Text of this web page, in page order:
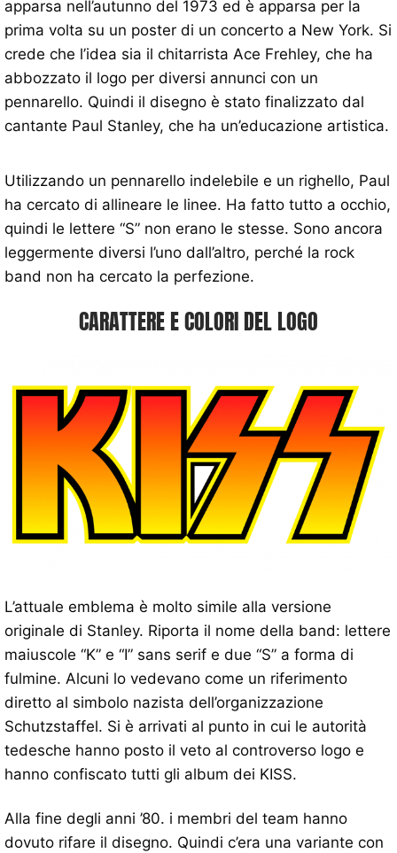
apparsa nell’autunno del 1973 ed è apparsa per la
prima volta su un poster di un concerto a New York. Si
crede che l’idea sia il chitarrista Ace Frehley, che ha
abbozzato il logo per diversi annunci con un
pennarello. Quindi il disegno è stato finalizzato dal
cantante Paul Stanley, che ha un’educazione artistica.
Utilizzando un pennarello indelebile e un righello, Paul
ha cercato di allineare le linee. Ha fatto tutto a occhio,
quindi le lettere “S” non erano le stesse. Sono ancora
leggermente diversi l’uno dall’altro, perché la rock
band non ha cercato la perfezione.
CARATTERE E COLORI DEL LOGO
L’attuale emblema è molto simile alla versione
originale di Stanley. Riporta il nome della band: lettere
maiuscole “K” e “I” sans serif e due “S” a forma di
fulmine. Alcuni lo vedevano come un riferimento
diretto al simbolo nazista dell’organizzazione
Schutzstaffel. Si è arrivati ​​al punto in cui le autorità
tedesche hanno posto il veto al controverso logo e
hanno confiscato tutti gli album dei KISS.
Alla fine degli anni ’80. i membri del team hanno
dovuto rifare il disegno. Quindi c’era una variante con